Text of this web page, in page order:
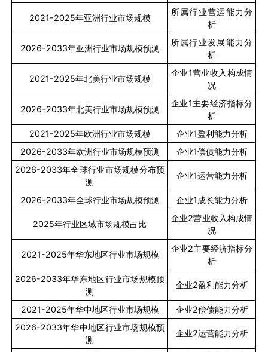
2021-2025年亚洲行业市场规模
所属行业营运能力分
析
2026-2033年亚洲行业市场规模预测
所属行业发展能力分
析
2021-2025年北美行业市场规模
企业1营业收入构成情
况
2026-2033年北美行业市场规模预测
企业1主要经济指标分
析
2021-2025年欧洲行业市场规模 企业1盈利能力分析
2026-2033年欧洲行业市场规模预测 企业1偿债能力分析
2026-2033年全球行业市场规模分布预
测
企业1运营能力分析
2026-2033年全球行业市场规模预测 企业1成长能力分析
2025年行业区域市场规模占比
企业2营业收入构成情
况
2021-2025年华东地区行业市场规模
企业2主要经济指标分
析
2026-2033年华东地区行业市场规模预
测
企业2盈利能力分析
2021-2025年华中地区行业市场规模 企业2偿债能力分析
2026-2033年华中地区行业市场规模预
测
企业2运营能力分析